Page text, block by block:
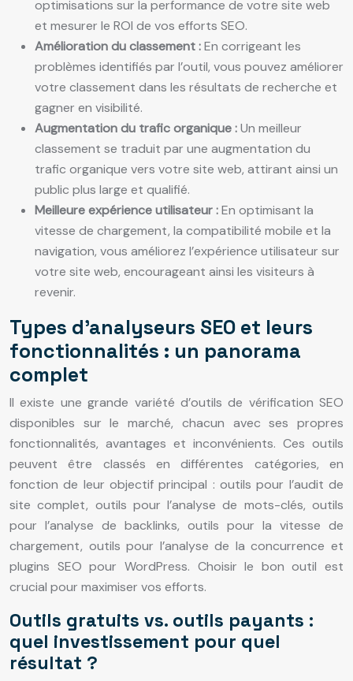
optimisations sur la performance de votre site web
et mesurer le ROI de vos efforts SEO.
Amélioration du classement :En corrigeant les
problèmes identifiés par l’outil, vous pouvez améliorer
votre classement dans les résultats de recherche et
gagner en visibilité.
Augmentation du trafic organique :Un meilleur
classement se traduit par une augmentation du
trafic organique vers votre site web, attirant ainsi un
public plus large et qualifié.
Meilleure expérience utilisateur :En optimisant la
vitesse de chargement, la compatibilité mobile et la
navigation, vous améliorez l’expérience utilisateur sur
votre site web, encourageant ainsi les visiteurs à
revenir.
Types d’analyseurs SEO et leurs
fonctionnalités : un panorama
complet
Il existe une grande variété d’outils de vérification SEO
disponibles sur le marché, chacun avec ses propres
fonctionnalités, avantages et inconvénients. Ces outils
peuvent être classés en différentes catégories, en
fonction de leur objectif principal : outils pour l’audit de
site complet, outils pour l’analyse de mots-clés, outils
pour l’analyse de backlinks, outils pour la vitesse de
chargement, outils pour l’analyse de la concurrence et
plugins SEO pour WordPress. Choisir le bon outil est
crucial pour maximiser vos efforts.
Outils gratuits vs. outils payants :
quel investissement pour quel
résultat ?